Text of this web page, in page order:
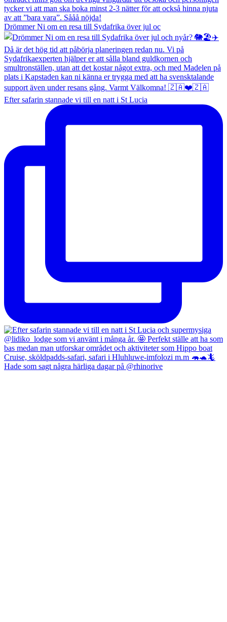
Drömmer Ni om en resa till Sydafrika över jul oc
Efter safarin stannade vi till en natt i St Lucia
Hade som sagt några härliga dagar på @rhinorive